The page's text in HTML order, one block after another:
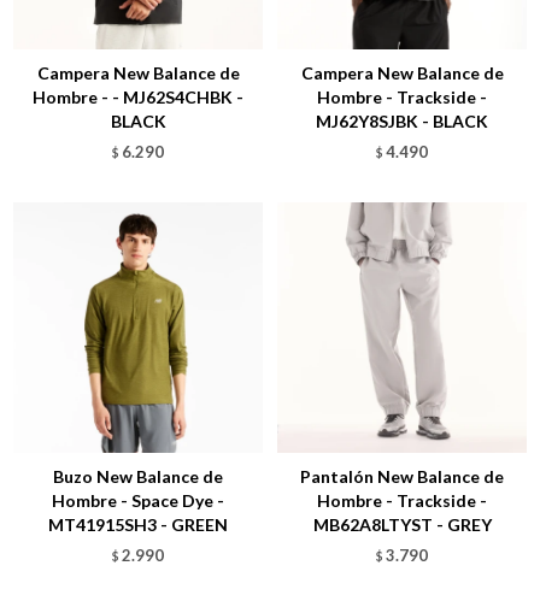
Campera New Balance de
Hombre - - MJ62S4CHBK -
BLACK
$ 6.290
Campera New Balance de
Hombre - Trackside -
MJ62Y8SJBK - BLACK
$ 4.490
Buzo New Balance de
Hombre - Space Dye -
MT41915SH3 - GREEN
$ 2.990
Pantalón New Balance de
Hombre - Trackside -
MB62A8LTYST - GREY
$ 3.790